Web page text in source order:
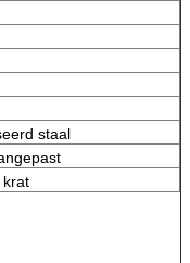
staal
krat